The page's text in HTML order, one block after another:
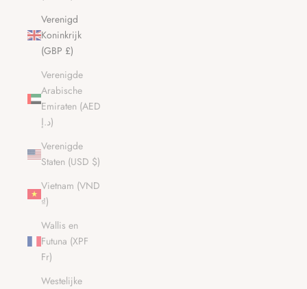
Verenigd
Koninkrijk
(GBP £)
Verenigde
Arabische
Emiraten (AED
د.إ)
Verenigde
Staten (USD $)
Vietnam (VND
₫)
Wallis en
Futuna (XPF
Fr)
Westelijke